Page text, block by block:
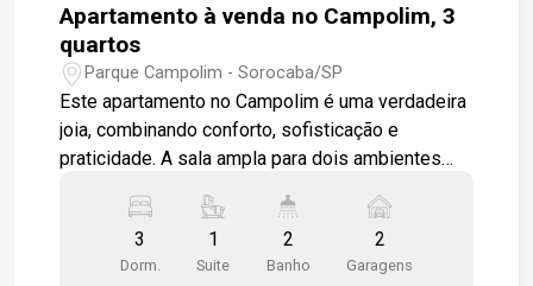
Apartamento à venda no Campolim, 3
quartos
Parque Campolim - Sorocaba/SP
Este apartamento no Campolim é uma verdadeira
joia, combinando conforto, sofisticação e
praticidade. A sala ampla para dois ambientes
momentos de lazer e interação, enquanto a
cozinha americana equipada com armários
oferece funcionalidade e modernidade. A
3
Dorm.
1
Suite
2
Banho
2
Garagens